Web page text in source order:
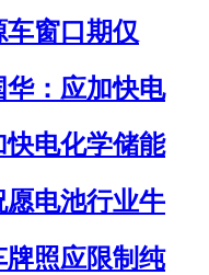
窗口期仅
：应加快电
电化学储能
电池行业牛
照应限制纯